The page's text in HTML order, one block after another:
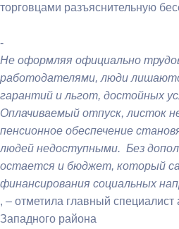
торговцами разъяснительную
-
Не оформляя официально
работодателями, люди
гарантий и льгот, достойных
Оплачиваемый отпуск, листок
пенсионное обеспечение
людей недоступными. Без
остается и бюджет, который
финансирования социальных
, – отметила главный
Западного района